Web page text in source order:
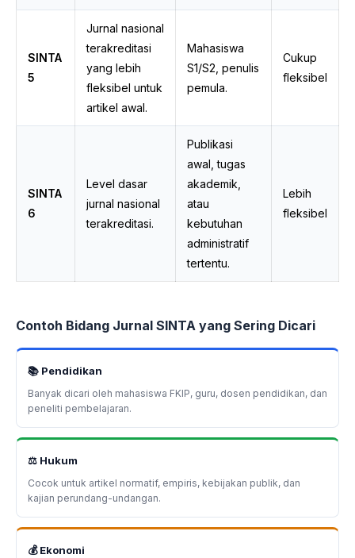
SINTA
5
Jurnal nasional
terakreditasi
yang lebih
fleksibel untuk
artikel awal.
Mahasiswa
S1/S2, penulis
pemula.
Cukup
fleksibel
SINTA
6
Level dasar
jurnal nasional
terakreditasi.
Publikasi
awal, tugas
akademik,
atau
kebutuhan
administratif
tertentu.
Lebih
fleksibel
Contoh Bidang Jurnal SINTA yang Sering Dicari
📚 Pendidikan
Banyak dicari oleh mahasiswa FKIP, guru, dosen pendidikan, dan
peneliti pembelajaran.
⚖️ Hukum
Cocok untuk artikel normatif, empiris, kebijakan publik, dan
kajian perundang-undangan.
💰 Ekonomi